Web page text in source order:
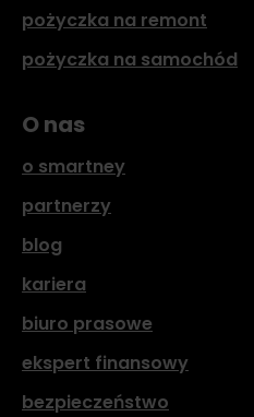
pożyczka na remont
pożyczka na samochód
O nas
o smartney
partnerzy
blog
kariera
biuro prasowe
ekspert finansowy
bezpieczeństwo